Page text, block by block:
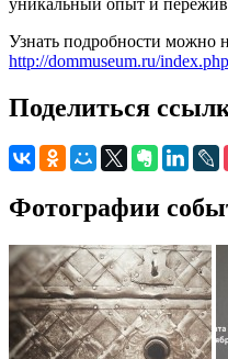
уникальный опыт и
Узнать подробности можно
http://dommuseum.ru/
Поделиться
Фотографии